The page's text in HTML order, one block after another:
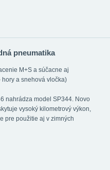
pneumatika
M+S a súčacne aj
a snehová vločka)
nahrádza model SP344. Novo
vysoký kilometrový výkon,
pre použitie aj v zimných